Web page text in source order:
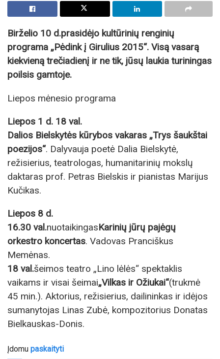
Birželio 10 d.prasidėjo kultūrinių renginių
programa „Pėdink į Girulius 2015“. Visą vasarą
kiekvieną trečiadienį ir ne tik, jūsų laukia turiningas
poilsis gamtoje.
Liepos mėnesio programa
Liepos 1 d. 18 val.
Dalios Bielskytės kūrybos vakaras „Trys šaukštai
poezijos“. Dalyvauja poetė Dalia Bielskytė,
režisierius, teatrologas, humanitarinių mokslų
daktaras prof. Petras Bielskis ir pianistas Marijus
Kučikas.
Liepos 8 d.
16.30 val.nuotaikingasKarinių jūrų pajėgų
orkestro koncertas. Vadovas Pranciškus
Memėnas.
18 val.šeimos teatro „Lino lėlės“ spektaklis
vaikams ir visai šeimai„Vilkas ir Ožiukai“(trukmė
45 min.). Aktorius, režisierius, dailininkas ir idėjos
sumanytojas Linas Zubė, kompozitorius Donatas
Bielkauskas-Donis.
Įdomu paskaityti